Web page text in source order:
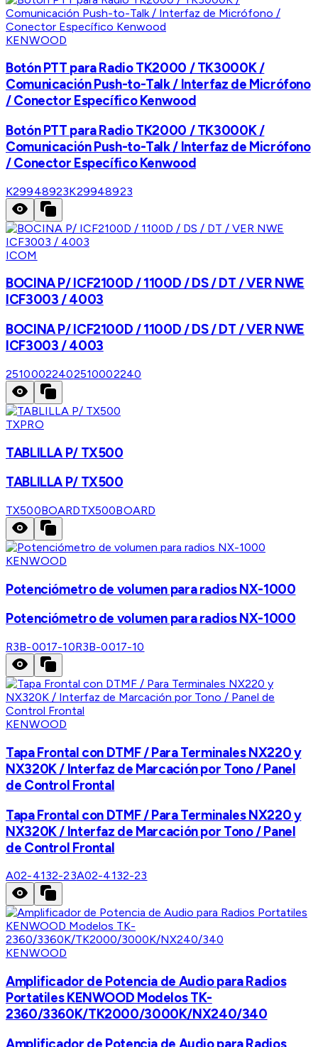
KENWOOD
Botón PTT para Radio TK2000 / TK3000K /
Comunicación Push-to-Talk / Interfaz de Micrófono
/ Conector Específico Kenwood
Botón PTT para Radio TK2000 / TK3000K /
Comunicación Push-to-Talk / Interfaz de Micrófono
/ Conector Específico Kenwood
K29948923K29948923
ICOM
BOCINA P/ ICF2100D / 1100D / DS / DT / VER NWE
ICF3003 / 4003
BOCINA P/ ICF2100D / 1100D / DS / DT / VER NWE
ICF3003 / 4003
25100022402510002240
TXPRO
TABLILLA P/ TX500
TABLILLA P/ TX500
TX500BOARDTX500BOARD
KENWOOD
Potenciómetro de volumen para radios NX-1000
Potenciómetro de volumen para radios NX-1000
R3B-0017-10R3B-0017-10
KENWOOD
Tapa Frontal con DTMF / Para Terminales NX220 y
NX320K / Interfaz de Marcación por Tono / Panel
de Control Frontal
Tapa Frontal con DTMF / Para Terminales NX220 y
NX320K / Interfaz de Marcación por Tono / Panel
de Control Frontal
A02-4132-23A02-4132-23
KENWOOD
Amplificador de Potencia de Audio para Radios
Portatiles KENWOOD Modelos TK-
2360/3360K/TK2000/3000K/NX240/340
Amplificador de Potencia de Audio para Radios